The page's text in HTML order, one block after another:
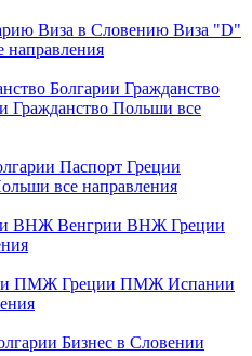
Виза в Словению Виза "D"
направления
Болгарии Гражданство
Гражданство Польши все
Паспорт Греции
все направления
ВНЖ Венгрии ВНЖ Греции
ПМЖ Греции ПМЖ Испании
Бизнес в Словении